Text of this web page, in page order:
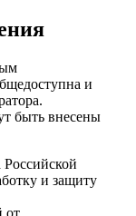
и
быть внесены
Российской
и защиту
от